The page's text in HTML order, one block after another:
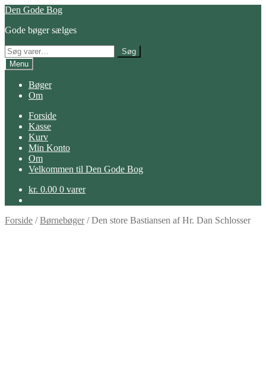
Spring
navigation
Spring
indhold
Den Gode Bog
Gode bøger sælges
Søg
efter:
Søg
Menu
Bøger
Om
Forside
Kasse
Kurv
Min Konto
Om
Velkommen til Den Gode Bog
kr. 0.00 0 varer
Forside /Børnebøger/Den store Bastiansen af Hr. Dan Schlosser